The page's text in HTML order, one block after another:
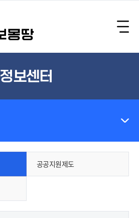
정보센터
공공지원제도